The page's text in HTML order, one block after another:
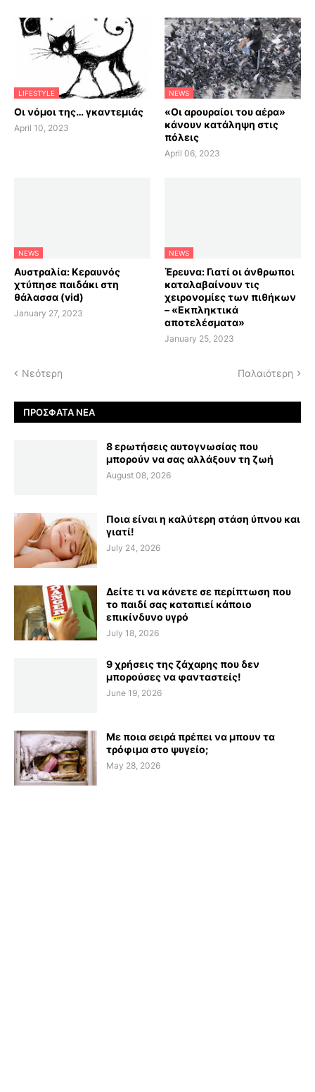
LIFESTYLE
Οι νόμοι της… γκαντεμιάς
April 10, 2023
NEWS
«Οι αρουραίοι του αέρα»
κάνουν κατάληψη στις
πόλεις
April 06, 2023
NEWS
Αυστραλία: Κεραυνός
χτύπησε παιδάκι στη
θάλασσα (vid)
January 27, 2023
NEWS
Έρευνα: Γιατί οι άνθρωποι
καταλαβαίνουν τις
χειρονομίες των πιθήκων
– «Εκπληκτικά
αποτελέσματα»
January 25, 2023
Νεότερη Παλαιότερη
ΠΡΌΣΦΑΤΑ ΝΈΑ
8 ερωτήσεις αυτογνωσίας που
μπορούν να σας αλλάξουν τη ζωή
August 08, 2026
Ποια είναι η καλύτερη στάση ύπνου και
γιατί!
July 24, 2026
Δείτε τι να κάνετε σε περίπτωση που
το παιδί σας καταπιεί κάποιο
επικίνδυνο υγρό
July 18, 2026
9 χρήσεις της ζάχαρης που δεν
μπορούσες να φανταστείς!
June 19, 2026
Με ποια σειρά πρέπει να μπουν τα
τρόφιμα στο ψυγείο;
May 28, 2026